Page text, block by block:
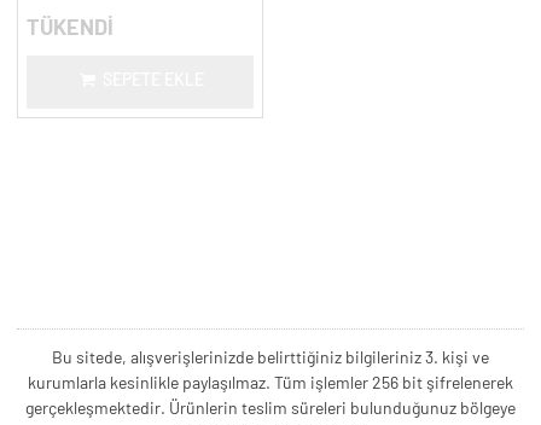
TÜKENDİ
Bu sitede, alışverişlerinizde belirttiğiniz bilgileriniz 3. kişi ve
kurumlarla kesinlikle paylaşılmaz. Tüm işlemler 256 bit şifrelenerek
gerçekleşmektedir. Ürünlerin teslim süreleri bulunduğunuz bölgeye